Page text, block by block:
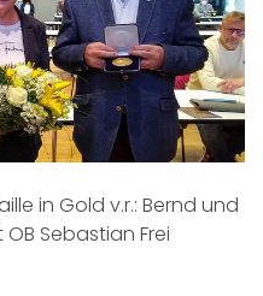
in Gold v.r.: Bernd und
Sebastian Frei